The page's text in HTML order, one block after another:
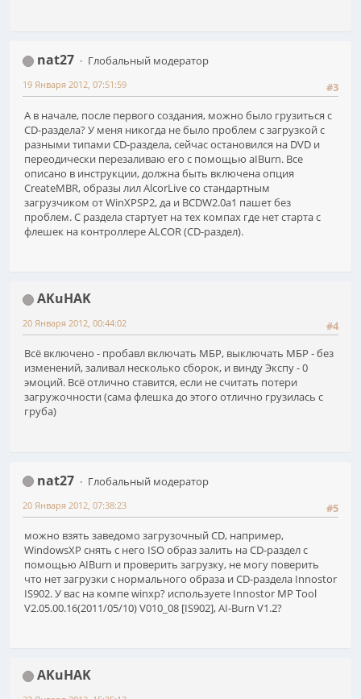
nat27
Глобальный модератор
#3
19 Января 2012, 07:51:59
А в начале, после первого создания, можно было грузиться с
CD-раздела? У меня никогда не было проблем с загрузкой с
разными типами CD-раздела, сейчас остановился на DVD и
переодически перезаливаю его с помощью aIBurn. Все
описано в инструкции, должна быть включена опция
CreateMBR, образы лил AlcorLive со стандартным
загрузчиком от WinXPSP2, да и BCDW2.0a1 пашет без
проблем. С раздела стартует на тех компах где нет старта с
флешек на контроллере ALCOR (CD-раздел).
AKuHAK
#4
20 Января 2012, 00:44:02
Всё включено - пробавл включать МБР, выключать МБР - без
изменений, заливал несколько сборок, и винду Экспу - 0
эмоций. Всё отлично ставится, если не считать потери
загружочности (сама флешка до этого отлично грузилась с
груба)
nat27
Глобальный модератор
#5
20 Января 2012, 07:38:23
можно взять заведомо загрузочный CD, например,
WindowsXP снять с него ISO образ залить на CD-раздел с
помощью AIBurn и проверить загрузку, не могу поверить
что нет загрузки с нормального образа и CD-раздела Innostor
IS902. У вас на компе winxp? используете Innostor MP Tool
V2.05.00.16(2011/05/10) V010_08 [IS902], AI-Burn V1.2?
AKuHAK